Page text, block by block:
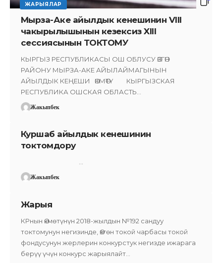
ЖАРЫЯЛАР
Мырза-Аке айылдык кенешинин VIII
чакырылышынын кезексиз XIII
сессиясынын ТОКТОМУ
КЫРГЫЗ РЕСПУБЛИКАСЫ ОШ ОБЛУСУ ӨЗГӨН
РАЙОНУ МЫРЗА-АКЕ АЙЫЛАЙМАГЫНЫН
АЙЫЛДЫК КЕҢЕШИ ӨКМӨТҮ КЫРГЫЗСКАЯ
РЕСПУБЛИКА ОШСКАЯ ОБЛАСТЬ…
Жакыпбек
Куршаб айылдык кенешинин
токтомдору
…
Жакыпбек
Жарыя
КРнын Өкмөтүнүн 2018-жылдын №192 сандуу
токтомунун негизинде, Өзгөн токой чарбасы токой
фондусунун жерлерин конкурстук негизде ижарага
берүү үчүн конкурс жарыялайт…